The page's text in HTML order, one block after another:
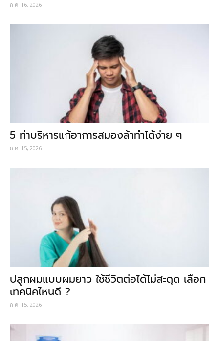
ก.ค. 16, 2026
5 ท่าบริหารแก้อาการสมองล้าทำได้ง่าย ๆ
ก.ค. 15, 2026
ปลูกผมแบบผมยาว ใช้ชีวิตต่อได้ไม่สะดุด เลือก
เทคนิคไหนดี ?
ก.ค. 15, 2026